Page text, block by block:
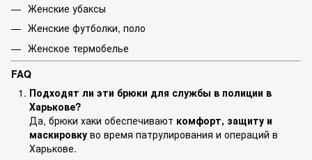
Женские убаксы
Женские футболки, поло
Женское термобелье
FAQ
Подходят ли эти брюки для службы в полиции в
Харькове?
Да, брюки хаки обеспечивают комфорт, защиту и
маскировку во время патрулирования и операций в
Харькове.